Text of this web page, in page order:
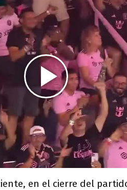
en el cierre del